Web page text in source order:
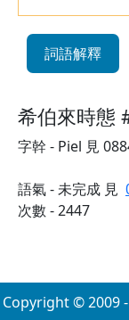
詞語解釋
希伯來時態
字幹 - Piel 見
語氣 - 未完成 見
次數 - 2447
Copyright © 2009